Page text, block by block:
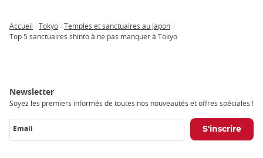
Breadcrumb
Accueil Tokyo
Temples et sanctuaires au Japon
Top 5 sanctuaires shinto à ne pas manquer à Tokyo
Newsletter
Soyez les premiers informés de toutes nos nouveautés et offres spéciales !
Email